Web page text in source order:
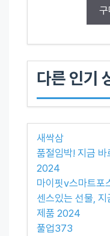
다른 인기
새싹삼
품절임박! 지금
2024
마이핏v스마트포
센스있는 선물,
제품 2024
풀업373